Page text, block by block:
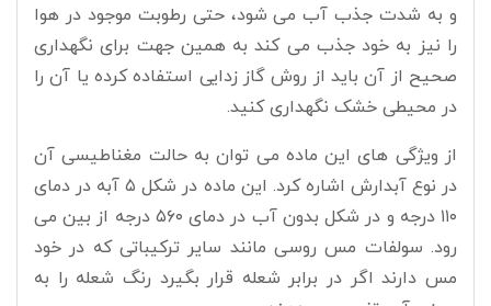
و به شدت جذب آب می شود، حتی رطوبت موجود در هوا
را نیز به خود جذب می کند به همین جهت برای نگهداری
صحیح از آن باید از روش گاز زدایی استفاده کرده یا آن را
در محیطی خشک نگهداری کنید.
از ویژگی های این ماده می توان به حالت مغناطیسی آن
در نوع آبدارش اشاره کرد. این ماده در شکل ۵ آبه در دمای
۱۱۰ درجه و در شکل بدون آب در دمای ۵۶۰ درجه از بین می
رود. سولفات مس روسی مانند سایر ترکیباتی که در خود
مس دارند اگر در برابر شعله قرار بگیرد رنگ شعله را به